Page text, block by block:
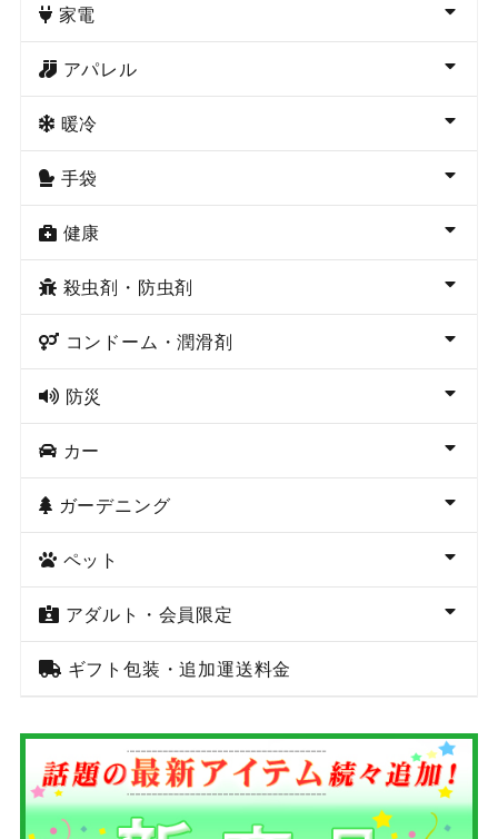
家電
アパレル
暖冷
手袋
健康
殺虫剤・防虫剤
コンドーム・潤滑剤
防災
カー
ガーデニング
ペット
アダルト・会員限定
ギフト包装・追加運送料金